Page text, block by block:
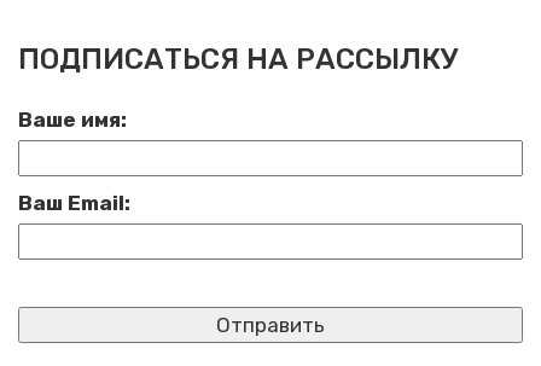
ПОДПИСАТЬСЯ НА РАССЫЛКУ
Ваше имя:
Ваш Email: